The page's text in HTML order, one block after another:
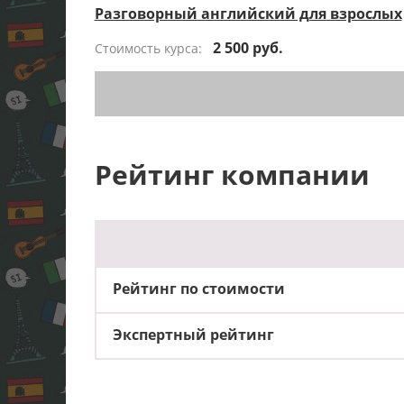
Разговорный английский для взрослых
Стоимость курса: 2 500 руб.
Рейтинг компании
Рейтинг по стоимости
Экспертный рейтинг